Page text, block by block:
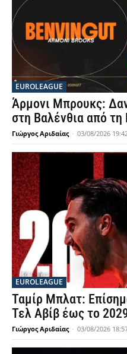
EUROLEAGUE
Άρμονι Μπρουκς:
στη Βαλένθια από τη
Γιώργος Αριδαίας - 03/08/2026
EUROLEAGUE
Ταμίρ Μπλατ:
Τελ Αβίβ έως το
Γιώργος Αριδαίας - 03/08/2026